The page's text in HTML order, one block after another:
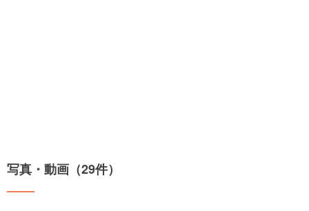
写真・動画（29件）